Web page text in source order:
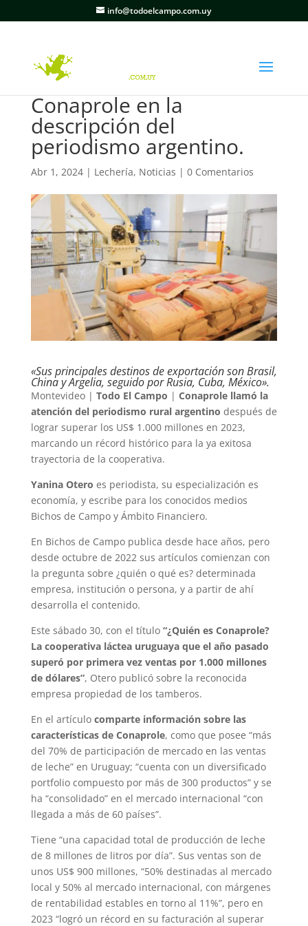
info@todoelcampo.com.uy
Conaprole en la
descripción del
periodismo argentino.
Abr 1, 2024| Lechería, Noticias | 0 Comentarios
«Sus principales destinos de exportación son Brasil,
China y Argelia, seguido por Rusia, Cuba, México».
Montevideo | Todo El Campo | Conaprole llamó la
atención del periodismo rural argentino después de
lograr superar los US$ 1.000 millones en 2023,
marcando un récord histórico para la ya exitosa
trayectoria de la cooperativa.
Yanina Otero es periodista, su especialización es
economía, y escribe para los conocidos medios
Bichos de Campo y Ámbito Financiero.
En Bichos de Campo publica desde hace años, pero
desde octubre de 2022 sus artículos comienzan con
la pregunta sobre ¿quién o qué es? determinada
empresa, institución o persona, y a partir de ahí
desarrolla el contenido.
Este sábado 30, con el título “¿Quién es Conaprole?
La cooperativa láctea uruguaya que el año pasado
superó por primera vez ventas por 1.000 millones
de dólares”, Otero publicó sobre la reconocida
empresa propiedad de los tamberos.
En el artículo comparte información sobre las
características de Conaprole, como que posee “más
del 70% de participación de mercado en las ventas
de leche” en Uruguay; “cuenta con un diversificado
portfolio compuesto por más de 300 productos” y se
ha “consolidado” en el mercado internacional “con
llegada a más de 60 países”.
Tiene “una capacidad total de producción de leche
de 8 millones de litros por día”. Sus ventas son de
unos US$ 900 millones, “50% destinadas al mercado
local y 50% al mercado internacional, con márgenes
de rentabilidad estables en torno al 11%”, pero en
2023 “logró un récord en su facturación al superar